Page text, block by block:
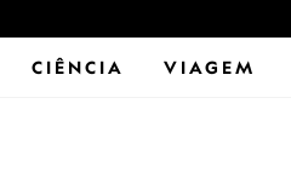
CIÊNCIA VIAGEM